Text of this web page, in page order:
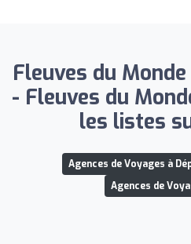
Fleuves du
- Fleuves du
les listes
Agences de Voyages à
Agences de